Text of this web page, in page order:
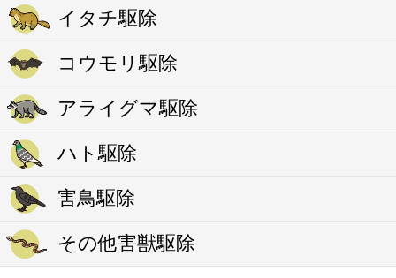
イタチ駆除
コウモリ駆除
アライグマ駆除
ハト駆除
害鳥駆除
その他害獣駆除